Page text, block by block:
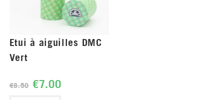
Etui à aiguilles DMC
Vert
€8.50 €7.00